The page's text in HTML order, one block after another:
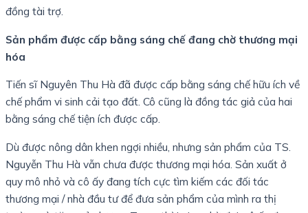
đồng tài trợ.
Sản phẩm được cấp bằng sáng chế đang chờ thương mại
hóa
Tiến sĩ Nguyên Thu Hà đã được cấp bằng sáng chế hữu ích về
chế phẩm vi sinh cải tạo đất. Cô cũng là đồng tác giả của hai
bằng sáng chế tiện ích được cấp.
Dù được nông dân khen ngợi nhiều, nhưng sản phẩm của TS.
Nguyễn Thu Hà vẫn chưa được thương mại hóa. Sản xuất ở
quy mô nhỏ và cô ấy đang tích cực tìm kiếm các đối tác
thương mại / nhà đầu tư để đưa sản phẩm của mình ra thị